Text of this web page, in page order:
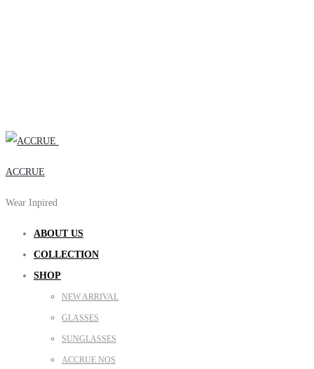
ACCRUE
Wear Inpired
ABOUT US
COLLECTION
SHOP
NEW ARRIVAL
GLASSES
SUNGLASSES
ACCRUE NOS